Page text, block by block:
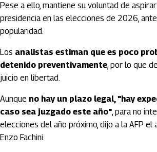
Pese a ello, mantiene su voluntad de
presidencia en las elecciones de 2026,
popularidad.
Los analistas estiman que es poco
detenido preventivamente, por lo que
juicio en libertad.
Aunque no hay un plazo legal, "hay
caso sea juzgado este año", para no
elecciones del año próximo, dijo a la AFP el
Enzo Fachini.